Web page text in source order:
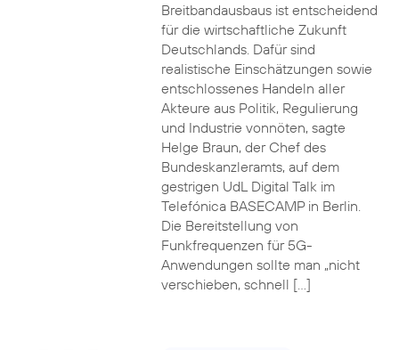
Breitbandausbaus ist entscheidend
für die wirtschaftliche Zukunft
Deutschlands. Dafür sind
realistische Einschätzungen sowie
entschlossenes Handeln aller
Akteure aus Politik, Regulierung
und Industrie vonnöten, sagte
Helge Braun, der Chef des
Bundeskanzleramts, auf dem
gestrigen UdL Digital Talk im
Telefónica BASECAMP in Berlin.
Die Bereitstellung von
Funkfrequenzen für 5G-
Anwendungen sollte man „nicht
verschieben, schnell […]